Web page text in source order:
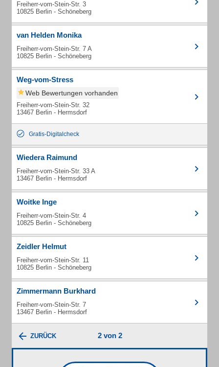
Freiherr-vom-Stein-Str. 3
10825 Berlin - Schöneberg
van Helden Monika
Freiherr-vom-Stein-Str. 7 A
10825 Berlin - Schöneberg
Weg-vom-Stress
Web Bewertungen vorhanden
Freiherr-vom-Stein-Str. 32
13467 Berlin - Hermsdorf
Gratis-Digitalcheck
Wiedera Raimund
Freiherr-vom-Stein-Str. 33 A
13467 Berlin - Hermsdorf
Woitke Inge
Freiherr-vom-Stein-Str. 4
10825 Berlin - Schöneberg
Zeidler Helmut
Freiherr-vom-Stein-Str. 11
10825 Berlin - Schöneberg
Zimmermann Burkhard
Freiherr-vom-Stein-Str. 7
13467 Berlin - Hermsdorf
ZURÜCK 2 von 2